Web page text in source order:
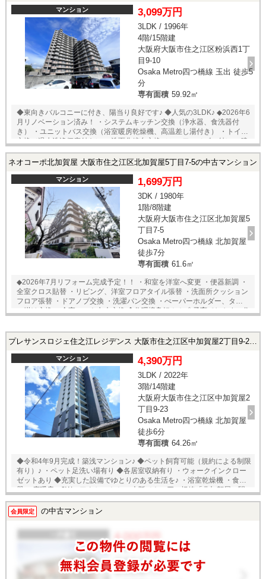
マンション 3,099万円
3LDK / 1996年
4階/15階建
大阪府大阪市住之江区粉浜西1丁
目9-10
Osaka Metro四つ橋線 玉出 徒歩5
分
専有面積 59.92㎡
◆東向きバルコニーに付き、陽当り良好です♪ ◆人気の3LDK♪ ◆2026年6
月リノベーション済み！ ・システムキッチン交換（浄水器、食洗器付
き） ・ユニットバス交換（浴室暖房乾燥機、高温差し湯付き） ・トイレ
交換（温水洗浄便座付き） ・洗面化粧台交換（シャワーノズル付） ・建
ズボックス交換 ・給湯器交換 ・分電盤交換 ・ハウスクリーニング 他
ネオコーポ北加賀屋 大阪市住之江区北加賀屋5丁目7-5の中古マンション
マンション 1,699万円
3DK / 1980年
1階/8階建
大阪府大阪市住之江区北加賀屋5
丁目7-5
Osaka Metro四つ橋線 北加賀屋
徒歩7分
専有面積 61.6㎡
◆2026年7月リフォーム完成予定！！ ・和室を洋室へ変更 ・便器新調 ・
全室クロス貼替 ・リビング、洋室フロアタイル張替 ・洗面所クッション
フロア張替 ・ドアノブ交換 ・洗濯パン交換 ・ぺーパーホルダー、タオ
ル掛け交換 ・全室ソフト巾木交換 ◆住環境良好！！ ◇子育てしやすい住
・平坦で歩きやすい ・駅近ながら静かに暮らせます ◇買い物にも便利な
で 徒歩約8分 ★即日内覧可能物件！お好きな日時でご内覧可能！★ 当
店までお電話いただくか、もしくは24時間対応可能「内覧予約・お問い
合わせ」フォームよりお問い合わせ下さい！業務に精通したスタッフが
丁寧に対応致します。ご来店が困難な場合は、ご希望場所でのお待ち合
わせも可能です。
プレサンスロジェ住之江レジデンス 大阪市住之江区中加賀屋2丁目9-23の中古マンション
マンション 4,390万円
3LDK / 2022年
3階/14階建
大阪府大阪市住之江区中加賀屋2
丁目9-23
Osaka Metro四つ橋線 北加賀屋
徒歩6分
専有面積 64.26㎡
◆令和4年9月完成！築浅マンション♪ ◆ペット飼育可能（規約による制限
有り）♪ ・ペット足洗い場有り ◆各居室収納有り ・ウォークインクロー
ゼットあり ◆充実した設備でゆとりのある生活を♪ ・浴室乾燥機 ・食洗
器 ・床暖房 ◆2Wayアクセス！！ ・大阪メトロ四つ橋線「北加賀屋」駅
まで 徒歩約7分 ・南海本線「粉浜」駅まで 徒歩約16分
会員限定 の中古マンション